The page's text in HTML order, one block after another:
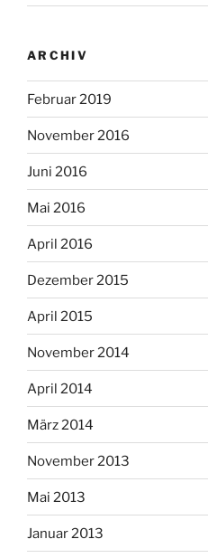
ARCHIV
Februar 2019
November 2016
Juni 2016
Mai 2016
April 2016
Dezember 2015
April 2015
November 2014
April 2014
März 2014
November 2013
Mai 2013
Januar 2013